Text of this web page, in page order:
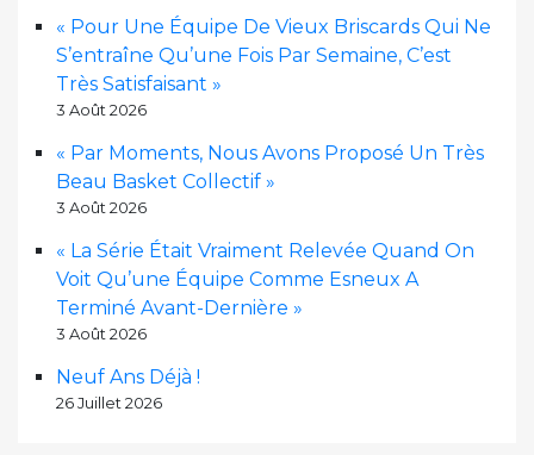
« Pour Une Équipe De Vieux Briscards Qui Ne
S’entraîne Qu’une Fois Par Semaine, C’est
Très Satisfaisant »
3 Août 2026
« Par Moments, Nous Avons Proposé Un Très
Beau Basket Collectif »
3 Août 2026
« La Série Était Vraiment Relevée Quand On
Voit Qu’une Équipe Comme Esneux A
Terminé Avant-Dernière »
3 Août 2026
Neuf Ans Déjà !
26 Juillet 2026